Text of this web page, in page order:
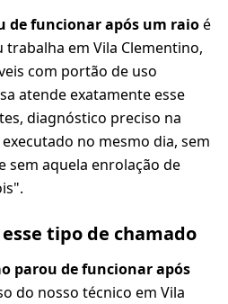
de funcionar após um raioé
em Vila Clementino,
com portão de uso
atende exatamente esse
diagnóstico preciso na
no mesmo dia, sem
sem aquela enrolação de
tipo de chamado
parou de funcionar após
do nosso técnico em Vila